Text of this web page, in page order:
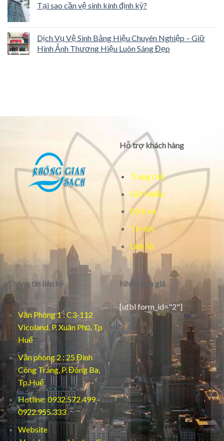
Tại sao cần vệ sinh kính định kỳ?
Dịch Vụ Vệ Sinh Bảng Hiệu Chuyên Nghiệp – Giữ
Hình Ảnh Thương Hiệu Luôn Sáng Đẹp
Hỗ trợ khách hàng
Trang chủ
Giới thiệu
Dịch vụ
Tin tức
Liên hệ
Thông tin liên hệ
Văn Phòng 1 : C3-112
Vicoland, P. Xuân Phú, Tp
Huế
Văn phòng 2 : 25 Đinh
Công Tráng, P. Đông Ba,
Tp.Huế
Hotline: 0932.572.499 -
0922.955.333
Website
Nhận báo giá
[ufbl form_id="2"]